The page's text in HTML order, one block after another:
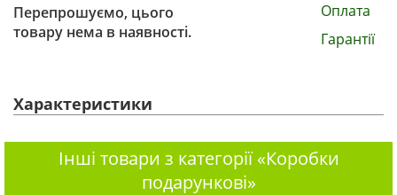
Перепрошуємо, цього
товару нема в наявності.
Оплата
Гарантії
Характеристики
Інші товари з категорії «Коробки
подарункові»